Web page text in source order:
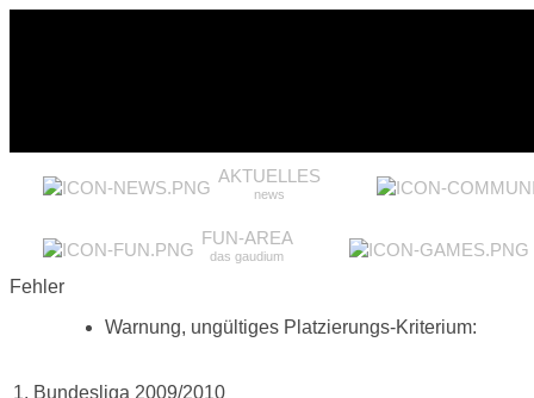
AKTUELLES
news
FUN-AREA
das gaudium
Fehler
Warnung, ungültiges Platzierungs-Kriterium:
1. Bundesliga 2009/2010